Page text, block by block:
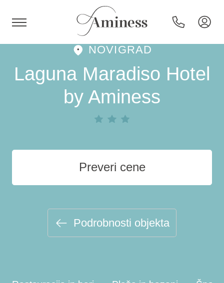
Hoteli in resorti
Kampi
Destinacije
Vrste počitnic
NOVIGRAD
Laguna Maradiso Hotel
by Aminess
Preveri cene
Podrobnosti objekta